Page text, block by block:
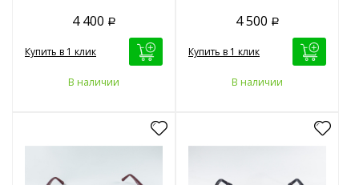
4 400 Р
Купить в 1 клик
В наличии
4 500 Р
Купить в 1 клик
В наличии